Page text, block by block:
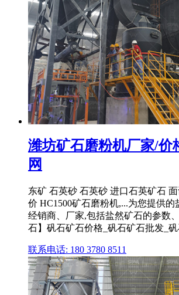
潍坊矿石磨粉机厂家/价
网
东矿 石英砂 石英砂 进口石英矿石
价 HC1500矿石磨粉机,...为您提供的
经销商、厂家,包括盐然矿石的参数
石】矾石矿石价格_矾石矿石批发_
联系电话: 180 3780 8511